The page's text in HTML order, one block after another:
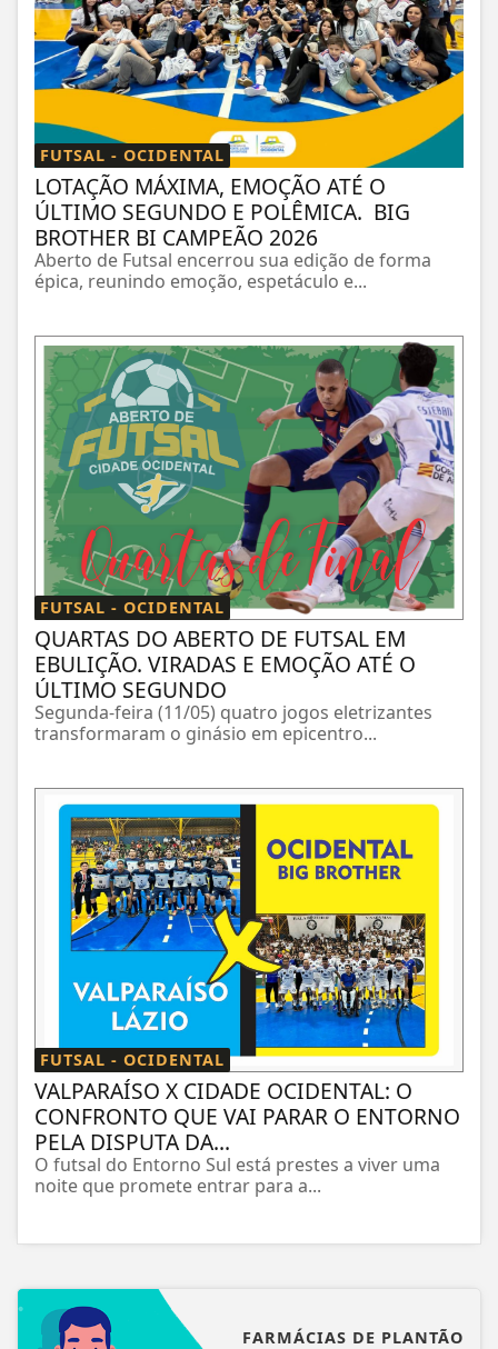
FUTSAL - OCIDENTAL
LOTAÇÃO MÁXIMA, EMOÇÃO ATÉ O
ÚLTIMO SEGUNDO E POLÊMICA. BIG
BROTHER BI CAMPEÃO 2026
Aberto de Futsal encerrou sua edição de forma
épica, reunindo emoção, espetáculo e...
FUTSAL - OCIDENTAL
QUARTAS DO ABERTO DE FUTSAL EM
EBULIÇÃO. VIRADAS E EMOÇÃO ATÉ O
ÚLTIMO SEGUNDO
Segunda-feira (11/05) quatro jogos eletrizantes
transformaram o ginásio em epicentro...
FUTSAL - OCIDENTAL
VALPARAÍSO X CIDADE OCIDENTAL: O
CONFRONTO QUE VAI PARAR O ENTORNO
PELA DISPUTA DA...
O futsal do Entorno Sul está prestes a viver uma
noite que promete entrar para a...
FARMÁCIAS DE PLANTÃO